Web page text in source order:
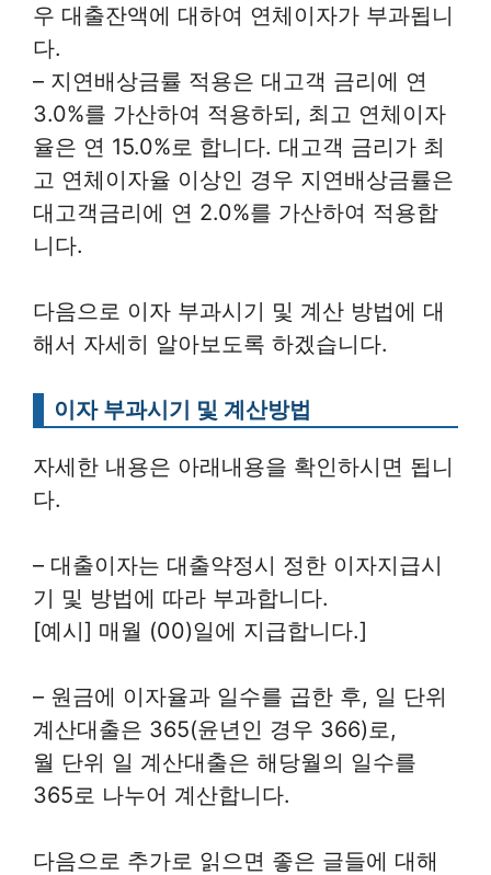
우 대출잔액에 대하여 연체이자가 부과됩니
다.
– 지연배상금률 적용은 대고객 금리에 연
3.0%를 가산하여 적용하되, 최고 연체이자
율은 연 15.0%로 합니다. 대고객 금리가 최
고 연체이자율 이상인 경우 지연배상금률은
대고객금리에 연 2.0%를 가산하여 적용합
니다.
다음으로 이자 부과시기 및 계산 방법에 대
해서 자세히 알아보도록 하겠습니다.
이자 부과시기 및 계산방법
자세한 내용은 아래내용을 확인하시면 됩니
다.
– 대출이자는 대출약정시 정한 이자지급시
기 및 방법에 따라 부과합니다.
[예시] 매월 (00)일에 지급합니다.]
– 원금에 이자율과 일수를 곱한 후, 일 단위
계산대출은 365(윤년인 경우 366)로,
월 단위 일 계산대출은 해당월의 일수를
365로 나누어 계산합니다.
다음으로 추가로 읽으면 좋은 글들에 대해